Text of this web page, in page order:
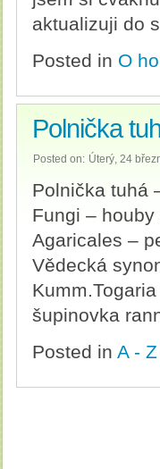
aktualizuji do
Posted in O
Polnička
Posted on: Úterý, 24
Polnička tuhá
Fungi –
Agaricales –
Vědecká
šupinovka
Posted in A -